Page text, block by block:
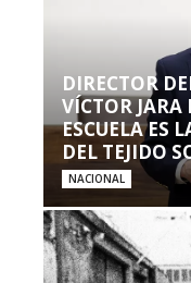
DIRECTOR
VÍCTOR JARA
ESCUELA ES
DEL TEJIDO
NACIONAL